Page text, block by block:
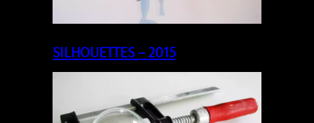
SILHOUETTES – 2015